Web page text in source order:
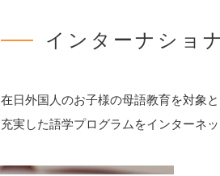
インターナショ
在日外国人のお子様の母語教育を対象
充実した語学プログラムをインターネ